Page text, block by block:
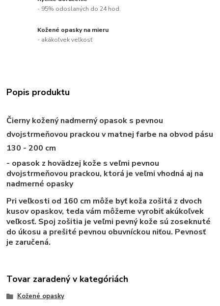
- 95% odoslaných do 24 hod.
Kožené opasky na mieru
- akákoľvek veľkosť
Popis produktu
Čierny kožený nadmerný opasok s pevnou
dvojstrmeňovou prackou v matnej farbe na obvod pásu
130 - 200 cm
- opasok z hovädzej kože s veľmi pevnou
dvojstrmeňovou prackou, ktorá je veľmi vhodná aj na
nadmerné opasky
Pri veľkosti od 160 cm môže byť koža zošitá z dvoch
kusov opaskov, teda vám môžeme vyrobiť akúkoľvek
veľkosť. Spoj zošitia je veľmi pevný kože sú zoseknuté
do úkosu a prešité pevnou obuvníckou niťou. Pevnosť
je zaručená.
Tovar zaradený v kategóriách
Kožené opasky